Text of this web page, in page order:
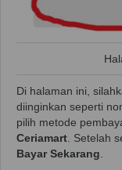
Di halaman ini,
diinginkan seperti
pilih metode
Ceriamart. Setelah
Bayar Sekarang.